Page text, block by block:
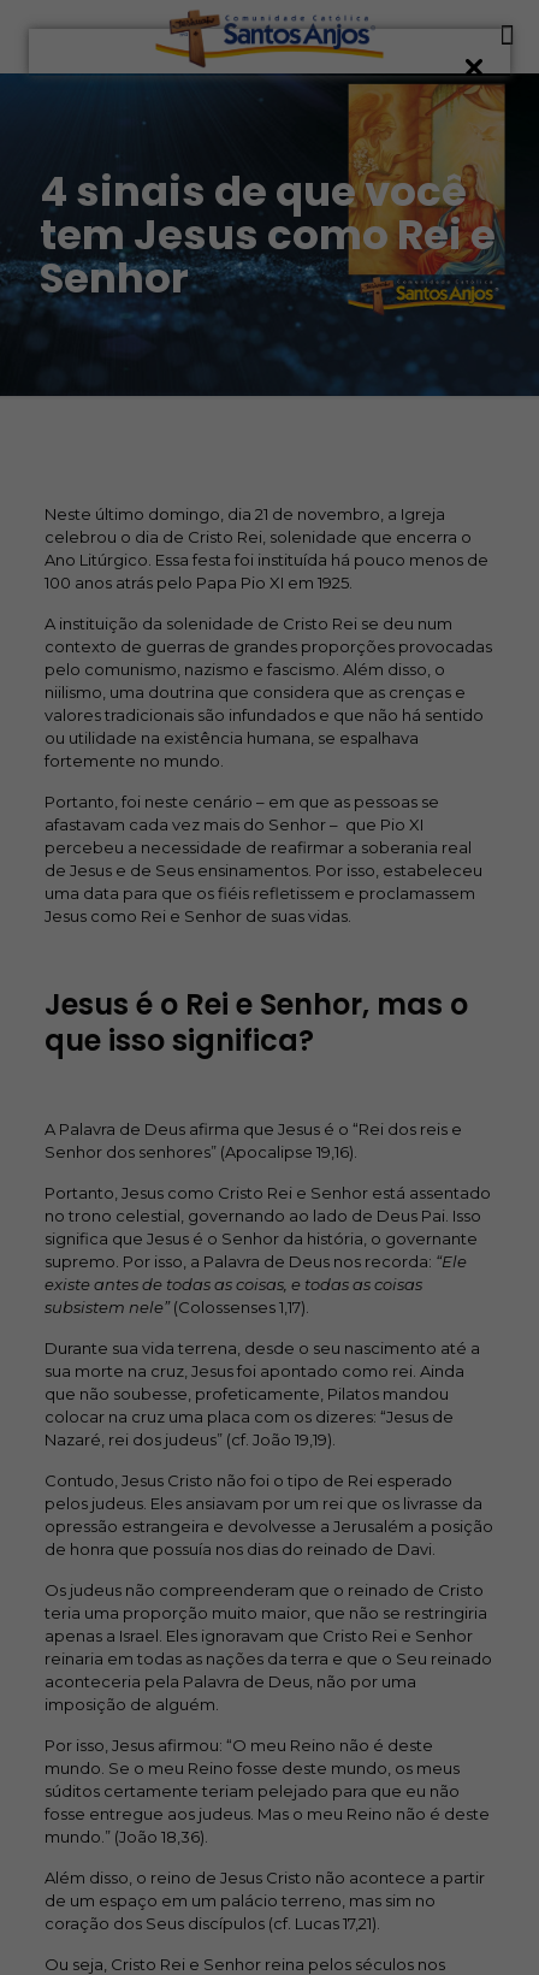
4 sinais de que você
tem Jesus como Rei e
Senhor
Neste último domingo, dia 21 de novembro, a Igreja
celebrou o dia de Cristo Rei, solenidade que encerra o
Ano Litúrgico. Essa festa foi instituída há pouco menos de
100 anos atrás pelo Papa Pio XI em 1925.
A instituição da solenidade de Cristo Rei se deu num
contexto de guerras de grandes proporções provocadas
pelo comunismo, nazismo e fascismo. Além disso, o
niilismo, uma doutrina que considera que as crenças e
valores tradicionais são infundados e que não há sentido
ou utilidade na existência humana, se espalhava
fortemente no mundo.
Portanto, foi neste cenário – em que as pessoas se
afastavam cada vez mais do Senhor – que Pio XI
percebeu a necessidade de reafirmar a soberania real
de Jesus e de Seus ensinamentos. Por isso, estabeleceu
uma data para que os fiéis refletissem e proclamassem
Jesus como Rei e Senhor de suas vidas.
Jesus é o Rei e Senhor, mas o
que isso significa?
A Palavra de Deus afirma que Jesus é o “Rei dos reis e
Senhor dos senhores” (Apocalipse 19,16).
Portanto, Jesus como Cristo Rei e Senhor está assentado
no trono celestial, governando ao lado de Deus Pai. Isso
significa que Jesus é o Senhor da história, o governante
supremo. Por isso, a Palavra de Deus nos recorda: “Ele
existe antes de todas as coisas, e todas as coisas
subsistem nele”(Colossenses 1,17).
Durante sua vida terrena, desde o seu nascimento até a
sua morte na cruz, Jesus foi apontado como rei. Ainda
que não soubesse, profeticamente, Pilatos mandou
colocar na cruz uma placa com os dizeres: “Jesus de
Nazaré, rei dos judeus” (cf. João 19,19).
Contudo, Jesus Cristo não foi o tipo de Rei esperado
pelos judeus. Eles ansiavam por um rei que os livrasse da
opressão estrangeira e devolvesse a Jerusalém a posição
de honra que possuía nos dias do reinado de Davi.
Os judeus não compreenderam que o reinado de Cristo
teria uma proporção muito maior, que não se restringiria
apenas a Israel. Eles ignoravam que Cristo Rei e Senhor
reinaria em todas as nações da terra e que o Seu reinado
aconteceria pela Palavra de Deus, não por uma
imposição de alguém.
Por isso, Jesus afirmou: “O meu Reino não é deste
mundo. Se o meu Reino fosse deste mundo, os meus
súditos certamente teriam pelejado para que eu não
fosse entregue aos judeus. Mas o meu Reino não é deste
mundo.” (João 18,36).
Além disso, o reino de Jesus Cristo não acontece a partir
de um espaço em um palácio terreno, mas sim no
coração dos Seus discípulos (cf. Lucas 17,21).
Ou seja, Cristo Rei e Senhor reina pelos séculos nos